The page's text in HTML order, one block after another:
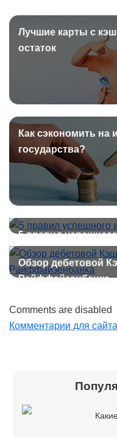
Лучшие карты с
остаток
Как сэкономить
государства?
5 правил
Обзор дебетовой
Райффайзенбанка
Comments are disabled
Комментарии для сайта